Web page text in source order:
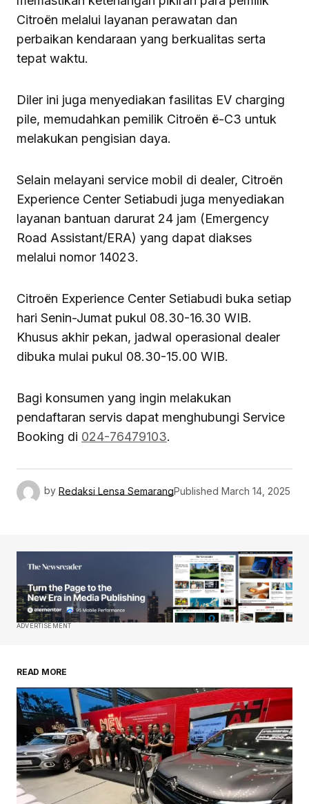
Citroën melalui layanan perawatan dan
perbaikan kendaraan yang berkualitas serta
tepat waktu.
Diler ini juga menyediakan fasilitas EV charging
pile, memudahkan pemilik Citroën ë-C3 untuk
melakukan pengisian daya.
Selain melayani service mobil di dealer, Citroën
Experience Center Setiabudi juga menyediakan
layanan bantuan darurat 24 jam (Emergency
Road Assistant/ERA) yang dapat diakses
melalui nomor 14023.
Citroën Experience Center Setiabudi buka setiap
hari Senin-Jumat pukul 08.30-16.30 WIB.
Khusus akhir pekan, jadwal operasional dealer
dibuka mulai pukul 08.30-15.00 WIB.
Bagi konsumen yang ingin melakukan
pendaftaran servis dapat menghubungi Service
Booking di 024-76479103.
by Redaksi Lensa SemarangPublished March 14, 2025
ADVERTISEMENT
READ MORE